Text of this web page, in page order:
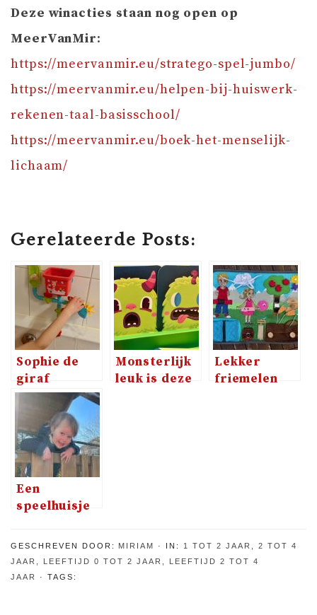
Deze winacties staan nog open op
MeerVanMir:
https://meervanmir.eu/stratego-spel-jumbo/
https://meervanmir.eu/helpen-bij-huiswerk-
rekenen-taal-basisschool/
https://meervanmir.eu/boek-het-menselijk-
lichaam/
Gerelateerde Posts:
Sophie de
giraf
badspeelgoed,
waterpret
voor jong en
oud
Monsterlijk
leuk is deze
Lekker
friemelen
Een
speelhuisje
kinderen
kopen?
Gewoon
GESCHREVEN DOOR: MIRIAM IN: 1 TOT 2 JAAR
2 TOT 4
JAAR
LEEFTIJD 0 TOT 2 JAAR
LEEFTIJD 2 TOT 4
JAAR
TAGS: